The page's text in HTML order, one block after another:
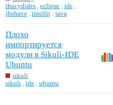
thucydides ,eclipse ide
jbehave ,intellij java
Плохо
импортируется
модули в Sikuli-IDE
Ubuntu
sikuli
sikuli
,ide ubuntu